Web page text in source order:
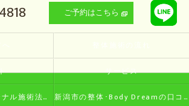
ご予約はこちら
サービス
Body Dreamのオリジナル施術法の特徴 新潟市の整体･Body Dreamの口コミ情報